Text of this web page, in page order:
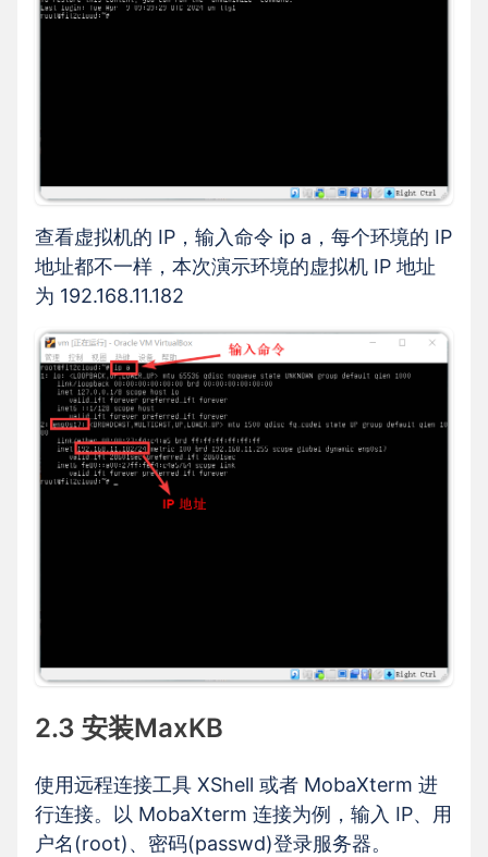
查看虚拟机的 IP，输入命令 ip a，每个环境的 IP
地址都不一样，本次演示环境的虚拟机 IP 地址
为 192.168.11.182
2.3 安装MaxKB
使用远程连接工具 XShell 或者 MobaXterm 进
行连接。以 MobaXterm 连接为例，输入 IP、用
户名(root)、密码(passwd)登录服务器。